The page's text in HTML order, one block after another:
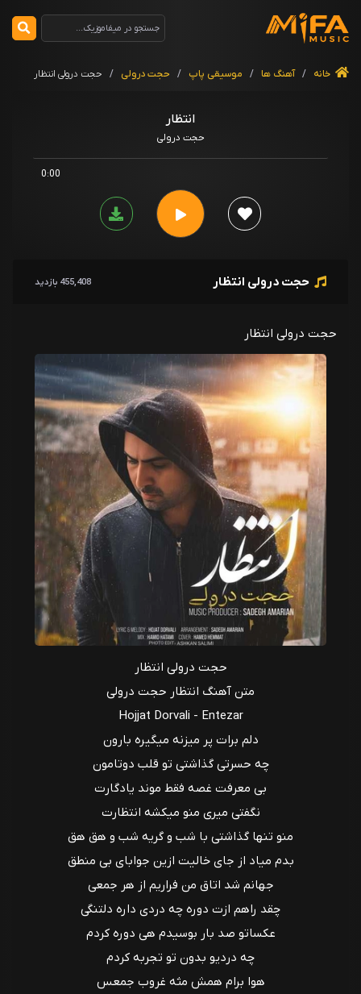
خانه / آهنگ ها / موسیقی پاپ / حجت درولی / حجت درولی انتظار
انتظار
حجت درولی
0:00
حجت درولی انتظار 455,408 بازدید
حجت درولی انتظار
حجت درولی انتظار
متن آهنگ انتظار حجت درولی
Hojjat Dorvali - Entezar
دلم برات پر میزنه میگیره بارون
چه حسرتی گذاشتی تو قلب دوتامون
بی معرفت غصه فقط موند یادگارت
نگفتی میری منو میکشه انتظارت
منو تنها گذاشتی با شب و گریه شب و هق هق
بدم میاد از جای خالیت ازین جوابای بی منطق
جهانم شد اتاق من فراریم از هر جمعی
چقد راهم ازت دوره چه دردی داره دلتنگی
عکساتو صد بار بوسیدم هی دوره کردم
چه دردیو بدون تو تجربه کردم
هوا برام همش مثه غروب جمعس